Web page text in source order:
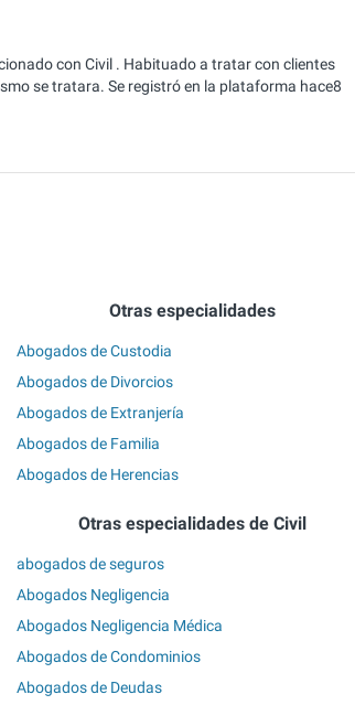
con Civil . Habituado a tratar con clientes
se tratara. Se registró en la plataforma hace8
Otras especialidades
Abogados de Custodia
Abogados de Divorcios
Abogados de Extranjería
Abogados de Familia
Abogados de Herencias
Otras especialidades de Civil
abogados de seguros
Abogados Negligencia
Abogados Negligencia Médica
Abogados de Condominios
Abogados de Deudas